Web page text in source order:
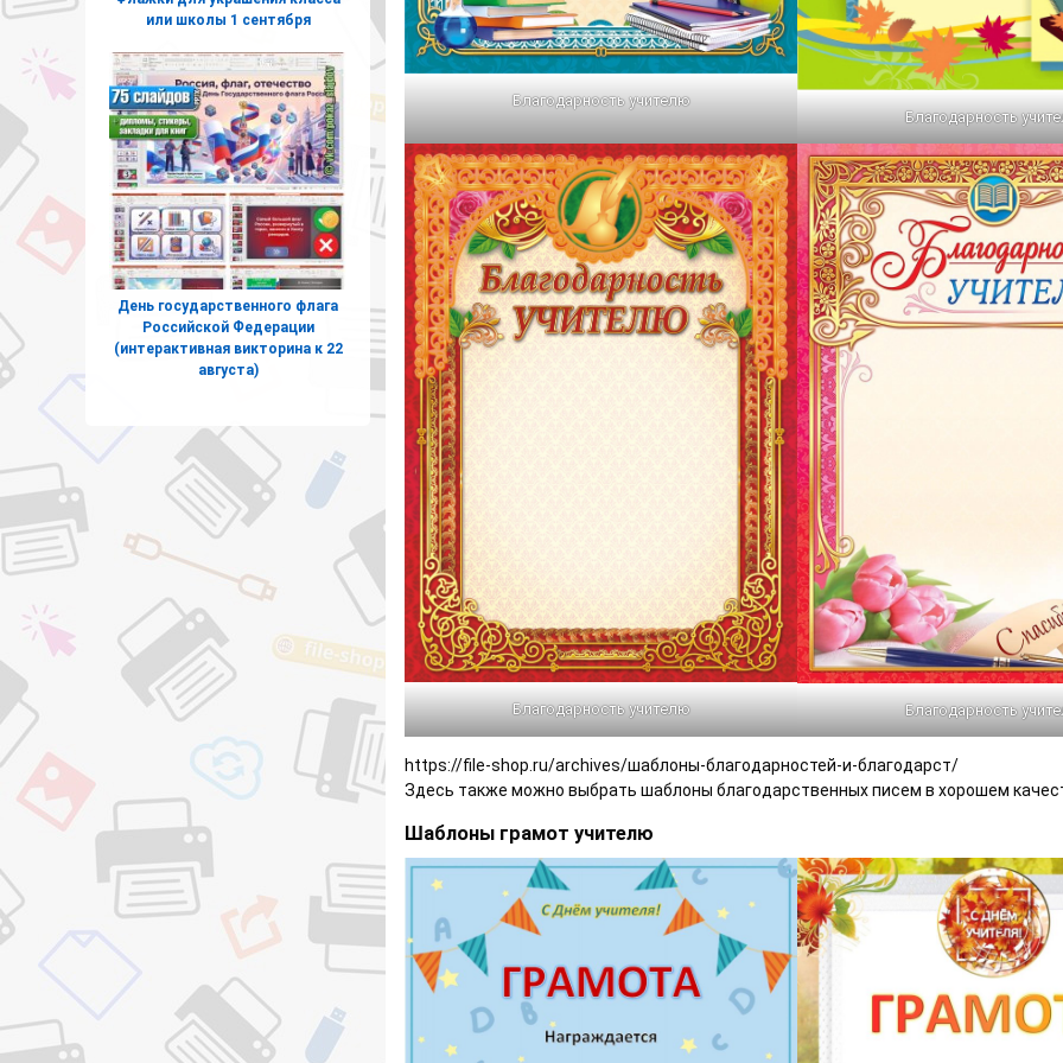
Благодарность учителю
Благодарность
Благодарность учителю Благодарность
https://file-shop.ru/archives/шаблоны-благодарностей-и-благодарст/
Здесь также можно выбрать шаблоны благодарственных писем в хорошем
Шаблоны грамот учителю
или школы 1 сентября
День государственного флага
Российской Федерации
(интерактивная викторина к 22
августа)